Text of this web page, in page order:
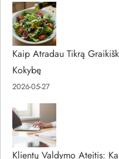
Kaip Atradau Tikrą
Kokybę
2026-05-27
Klientų Valdymo Ateitis: